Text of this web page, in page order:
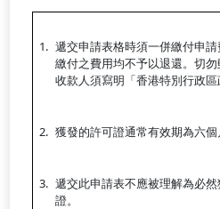
遞交申請表格時須一併繳付申
繳付之費用均不予以退還。切
收款人須寫明「香港特別行政區
獲發的許可證通常有效期為六個
遞交此申請表不應被理解為必
證。